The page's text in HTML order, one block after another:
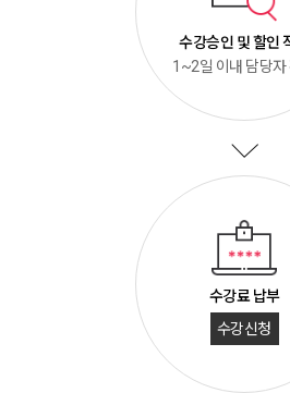
수강승인 및 할인
1~2일 이내 담당자
수강료 납부
수강신청